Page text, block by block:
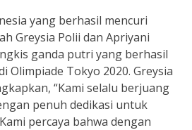
yang berhasil mencuri
Greysia Polii dan Apriyani
ganda putri yang berhasil
Olimpiade Tokyo 2020. Greysia
“Kami selalu berjuang
penuh dedikasi untuk
percaya bahwa dengan